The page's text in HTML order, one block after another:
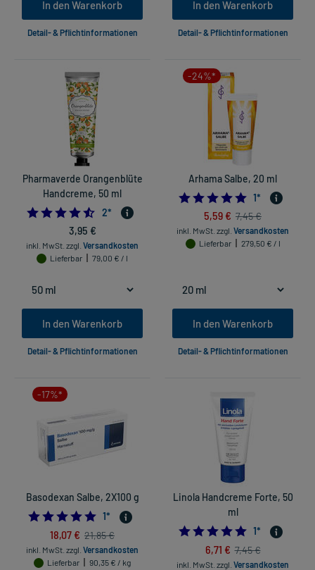
In den Warenkorb
Detail- & Pflichtinformationen
In den Warenkorb
Detail- & Pflichtinformationen
Pharmaverde Orangenblüte
Handcreme, 50 ml
4.5
2*
3,95 €
inkl. MwSt. zzgl. Versandkosten
Lieferbar
79,00 € / l
In den Warenkorb
Detail- & Pflichtinformationen
-24%*
Arhama Salbe, 20 ml
5.0
1*
5,59 € 7,45 €
inkl. MwSt. zzgl. Versandkosten
Lieferbar
279,50 € / l
In den Warenkorb
Detail- & Pflichtinformationen
-17%*
Basodexan Salbe, 2X100 g
5.0
1*
18,07 € 21,85 €
inkl. MwSt. zzgl. Versandkosten
Lieferbar
90,35 € / kg
Linola Handcreme Forte, 50
ml
5.0
1*
6,71 € 7,45 €
inkl. MwSt. zzgl. Versandkosten